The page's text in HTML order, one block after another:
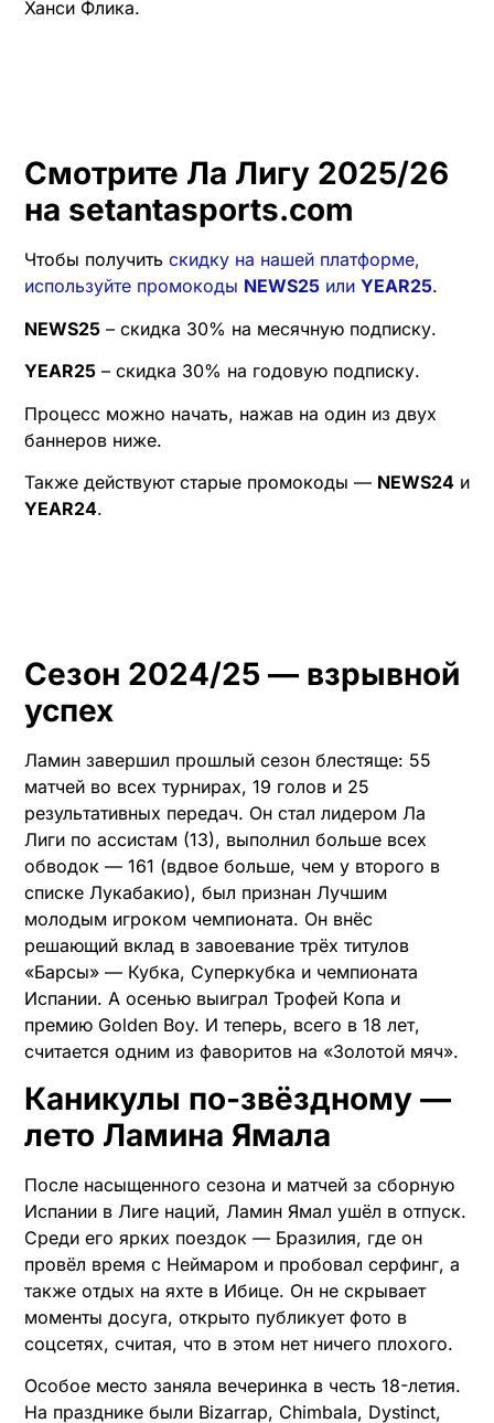
Ханси Флика.
Смотрите Ла Лигу 2025/26
на setantasports.com
Чтобы получить скидку на нашей платформе,
используйте промокоды NEWS25 или YEAR25.
NEWS25 – скидка 30% на месячную подписку.
YEAR25 – скидка 30% на годовую подписку.
Процесс можно начать, нажав на один из двух
баннеров ниже.
Также действуют старые промокоды — NEWS24 и
YEAR24.
Сезон 2024/25 — взрывной
успех
Ламин завершил прошлый сезон блестяще: 55
матчей во всех турнирах, 19 голов и 25
результативных передач. Он стал лидером Ла
Лиги по ассистам (13), выполнил больше всех
обводок — 161 (вдвое больше, чем у второго в
списке Лукабакио), был признан Лучшим
молодым игроком чемпионата. Он внёс
решающий вклад в завоевание трёх титулов
«Барсы» — Кубка, Суперкубка и чемпионата
Испании. А осенью выиграл Трофей Копа и
премию Golden Boy. И теперь, всего в 18 лет,
считается одним из фаворитов на «Золотой мяч».
Каникулы по-звёздному —
лето Ламина Ямала
После насыщенного сезона и матчей за сборную
Испании в Лиге наций, Ламин Ямал ушёл в отпуск.
Среди его ярких поездок — Бразилия, где он
провёл время с Неймаром и пробовал серфинг, а
также отдых на яхте в Ибице. Он не скрывает
моменты досуга, открыто публикует фото в
соцсетях, считая, что в этом нет ничего плохого.
Особое место заняла вечеринка в честь 18-летия.
На празднике были Bizarrap, Chimbala, Dystinct,